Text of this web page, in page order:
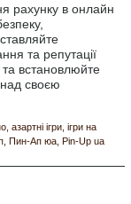
рахунку в онлайн
та репутації
та встановлюйте
своєю
азартні ігри ігри на
Пин-Ап юа Pin-Up ua